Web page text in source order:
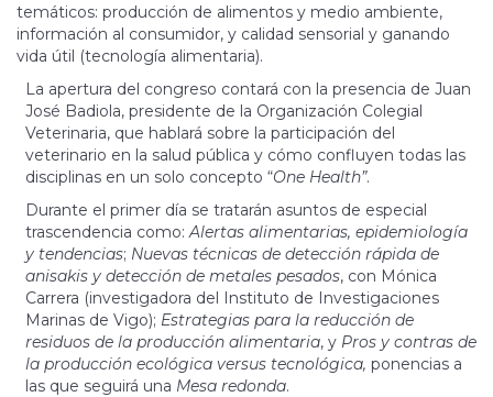
temáticos: producción de alimentos y medio ambiente,
información al consumidor, y calidad sensorial y ganando
vida útil (tecnología alimentaria).
La apertura del congreso contará con la presencia de Juan
José Badiola, presidente de la Organización Colegial
Veterinaria, que hablará sobre la participación del
veterinario en la salud pública y cómo confluyen todas las
disciplinas en un solo concepto “OneHealth”.
Durante el primer día se tratarán asuntos de especial
trascendencia como:Alertas alimentarias, epidemiología
y tendencias; Nuevas técnicas de detección rápida de
anisakis y detección de metales pesados, con Mónica
Carrera (investigadora del Instituto de Investigaciones
Marinas de Vigo); Estrategias para la reducción de
residuos de la producción alimentaria, y Pros y contras de
la producción ecológica versus tecnológica, ponencias a
las que seguirá una Mesa redonda.